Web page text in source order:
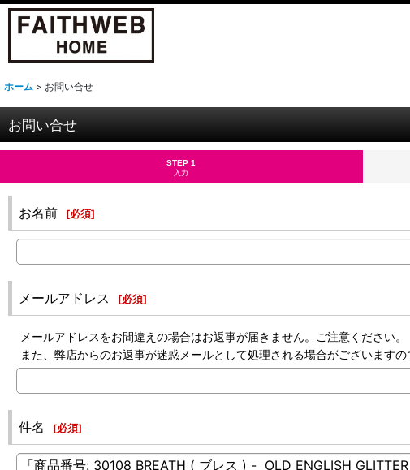
ホーム > お問い合せ
お問い合せ
STEP 1
入力
お名前 [必須]
メールアドレス [必須]
メールアドレスをお間違えの場合はお返事が届きません。ご注意ください。
また、弊店からのお返事が迷惑メールとして処理される場合がございます
件名 [必須]